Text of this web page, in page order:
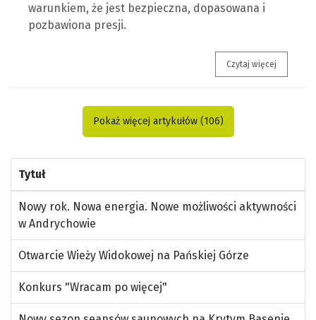
warunkiem, że jest bezpieczna, dopasowana i
pozbawiona presji.
Czytaj więcej
Pokaż więcej artykułów (106)
Tytuł
Nowy rok. Nowa energia. Nowe możliwości aktywności
w Andrychowie
Otwarcie Wieży Widokowej na Pańskiej Górze
Konkurs "Wracam po więcej"